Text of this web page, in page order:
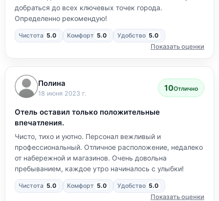
добраться до всех ключевых точек города.
Определенно рекомендую!
Чистота 5.0 Комфорт 5.0 Удобство 5.0
Показать оценки
Полина
18 июня 2023 г.
10Отлично
Отель оставил только положительные
впечатления.
Чисто, тихо и уютно. Персонал вежливый и
профессиональный. Отличное расположение, недалеко
от набережной и магазинов. Очень довольна
пребыванием, каждое утро начиналось с улыбки!
Чистота 5.0 Комфорт 5.0 Удобство 5.0
Показать оценки